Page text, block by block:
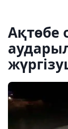
Ақтөбе